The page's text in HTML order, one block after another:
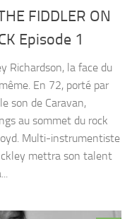
FIDDLER ON
Episode 1
Richardson, la face du
En 72, porté par
son de Caravan,
au sommet du rock
Multi-instrumentiste
mettra son talent